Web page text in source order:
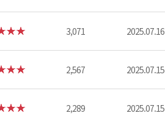
3,071 2025.07.16
2,567 2025.07.15
2,289 2025.07.15